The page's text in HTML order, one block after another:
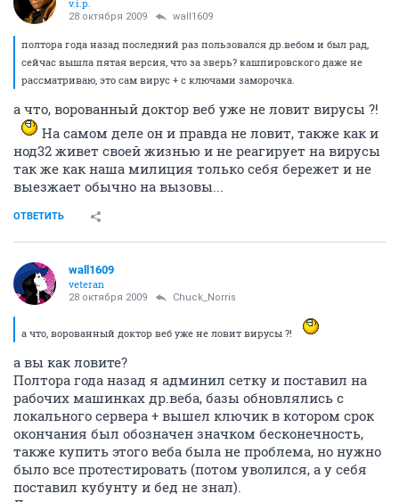
v.i.p.
28 октября 2009 wall1609
полтора года назад последний раз пользовался др.вебом и был рад,
сейчас вышла пятая версия, что за зверь? кашпировского даже не
рассматриваю, это сам вирус + с ключами заморочка.
а что, ворованный доктор веб уже не ловит вирусы ?!
На самом деле он и правда не ловит, также как и
нод32 живет своей жизнью и не реагирует на вирусы
так же как наша милиция только себя бережет и не
выезжает обычно на вызовы...
ОТВЕТИТЬ
wall1609
veteran
28 октября 2009 Chuck_Norris
а что, ворованный доктор веб уже не ловит вирусы ?!
а вы как ловите?
Полтора года назад я админил сетку и поставил на
рабочих машинках др.веба, базы обновлялись с
локального сервера + вышел ключик в котором срок
окончания был обозначен значком бесконечность,
также купить этого веба была не проблема, но нужно
было все протестировать (потом уволился, а у себя
поставил кубунту и бед не знал).